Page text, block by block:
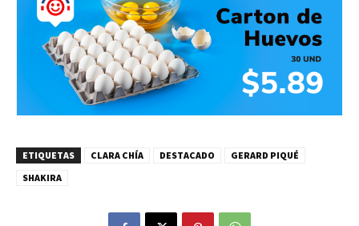
ETIQUETAS CLARA CHÍA DESTACADO
GERARD PIQUÉ
SHAKIRA